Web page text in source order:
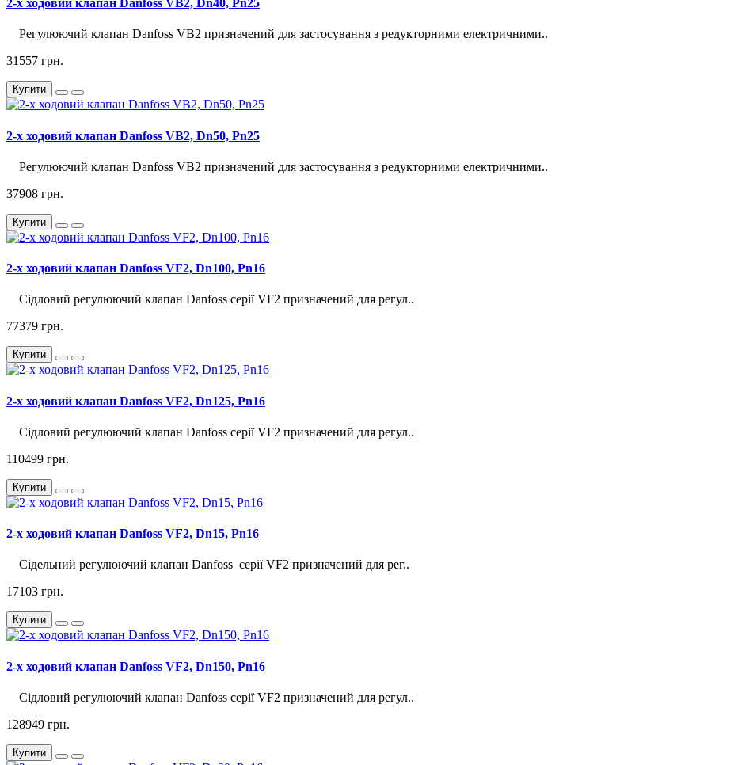
2-х ходовий клапан Danfoss VB2, Dn40, Pn25
Регулюючий клапан Danfoss VB2 призначений для застосування з редукторними електричними..
31557 грн.
Купити
2-х ходовий клапан Danfoss VB2, Dn50, Pn25
Регулюючий клапан Danfoss VB2 призначений для застосування з редукторними електричними..
37908 грн.
Купити
2-х ходовий клапан Danfoss VF2, Dn100, Pn16
Сідловий регулюючий клапан Danfoss серії VF2 призначений для регул..
77379 грн.
Купити
2-х ходовий клапан Danfoss VF2, Dn125, Pn16
Сідловий регулюючий клапан Danfoss серії VF2 призначений для регул..
110499 грн.
Купити
2-х ходовий клапан Danfoss VF2, Dn15, Pn16
Сідельний регулюючий клапан Danfoss серії VF2 призначений для рег..
17103 грн.
Купити
2-х ходовий клапан Danfoss VF2, Dn150, Pn16
Сідловий регулюючий клапан Danfoss серії VF2 призначений для регул..
128949 грн.
Купити